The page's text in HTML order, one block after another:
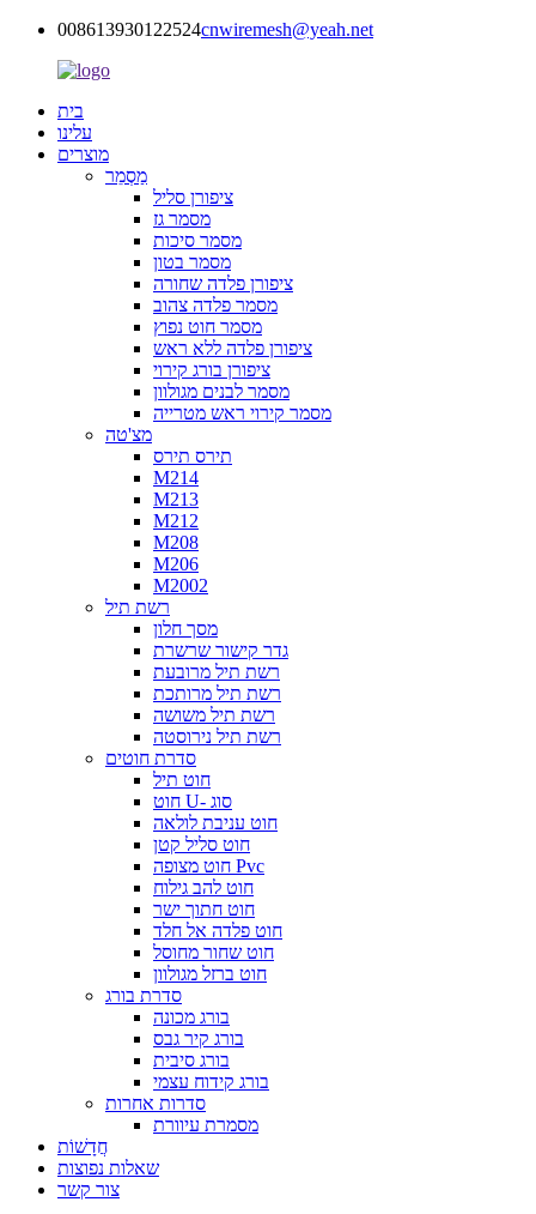
008613930122524cnwiremesh@yeah.net
בית
עלינו
מוצרים
מַסְמֵר
ציפורן סליל
מסמר גז
מסמר סיכות
מסמר בטון
ציפורן פלדה שחורה
מסמר פלדה צהוב
מסמר חוט נפוץ
ציפורן פלדה ללא ראש
ציפורן בורג קירוי
מסמר לבנים מגולוון
מסמר קירוי ראש מטרייה
מצ'טה
תירס תירס
M214
M213
M212
M208
M206
M2002
רשת תיל
מסך חלון
גדר קישור שרשרת
רשת תיל מרובעת
רשת תיל מרותכת
רשת תיל משושה
רשת תיל נירוסטה
סדרת חוטים
חוט תיל
חוט U- סוג
חוט עניבת לולאה
חוט סליל קטן
חוט מצופה Pvc
חוט להב גילוח
חוט חתוך ישר
חוט פלדה אל חלד
חוט שחור מחוסל
חוט ברזל מגולוון
סדרת בורג
בורג מכונה
בורג קיר גבס
בורג סיבית
בורג קידוח עצמי
סדרות אחרות
מסמרת עיוורת
חֲדָשׁוֹת
שאלות נפוצות
צור קשר